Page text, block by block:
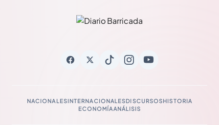
NACIONALESINTERNACIONALESDISCURSOSHISTORIA
ECONOMÍAANÁLISIS